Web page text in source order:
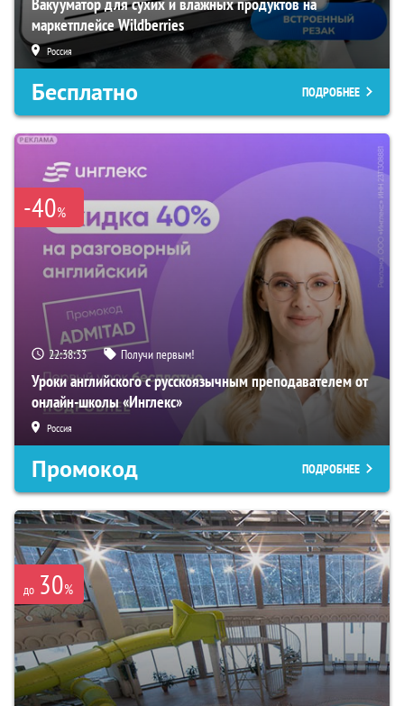
маркетплейсе Wildberries
Россия
Бесплатно ПОДРОБНЕЕ
-40%
22:38:31 Получи первым!
Уроки английского с русскоязычным преподавателем от
онлайн-школы «Инглекс»
Россия
Промокод ПОДРОБНЕЕ
до 30%